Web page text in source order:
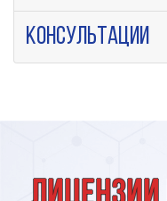
Консультации